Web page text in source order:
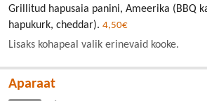
Grillitud hapusaia panini, Ameerika (BBQ
hapukurk, cheddar). 4,50€
Lisaks kohapeal valik erinevaid kooke.
Aparaat